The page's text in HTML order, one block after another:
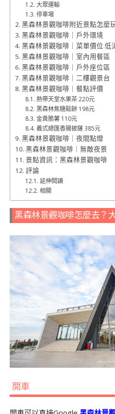
大眾運輸
停車場
黑森林景觀咖啡附近景點怎麼
黑森林景觀咖啡｜戶外環境
黑森林景觀咖啡｜菜單價位.低
黑森林景觀咖啡｜室內用餐區
黑森林景觀咖啡｜戶外座位區
黑森林景觀咖啡｜二樓觀景台
黑森林景觀咖啡｜餐點評價
熱帶天堂水果茶 220元
黑森林焦糖鬆餅 198元
金黃脆薯 110元
義式總匯香腸披薩 385元
黑森林景觀咖啡｜夜間點燈
黑森林景觀咖啡｜無敵夜景
景點資訊：黑森林景觀咖啡
評論
延伸閱讀
相關
黑森林景觀咖啡怎麼去？
開車